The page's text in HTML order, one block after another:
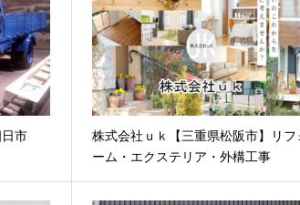
市
株式会社ｕｋ【三重県松阪市】リフ
ーム・エクステリア・外構工事